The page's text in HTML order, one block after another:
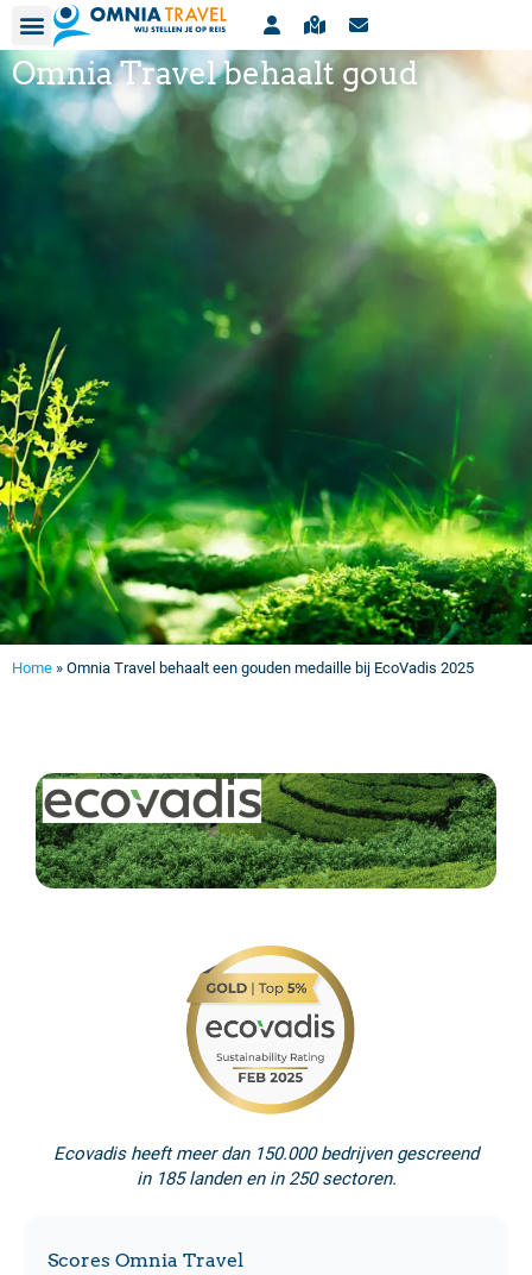
Omnia Travel behaalt goud
Home » Omnia Travel behaalt een gouden medaille bij EcoVadis 2025
Ecovadis heeft meer dan 150.000 bedrijven gescreend
in 185 landen en in 250 sectoren.
Scores Omnia Travel